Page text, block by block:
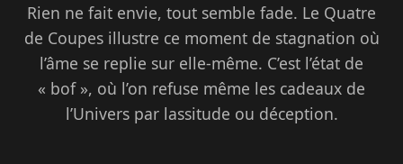
Rien ne fait envie, tout semble fade. Le Quatre
de Coupes illustre ce moment de stagnation où
l’âme se replie sur elle-même. C’est l’état de
« bof », où l’on refuse même les cadeaux de
l’Univers par lassitude ou déception.